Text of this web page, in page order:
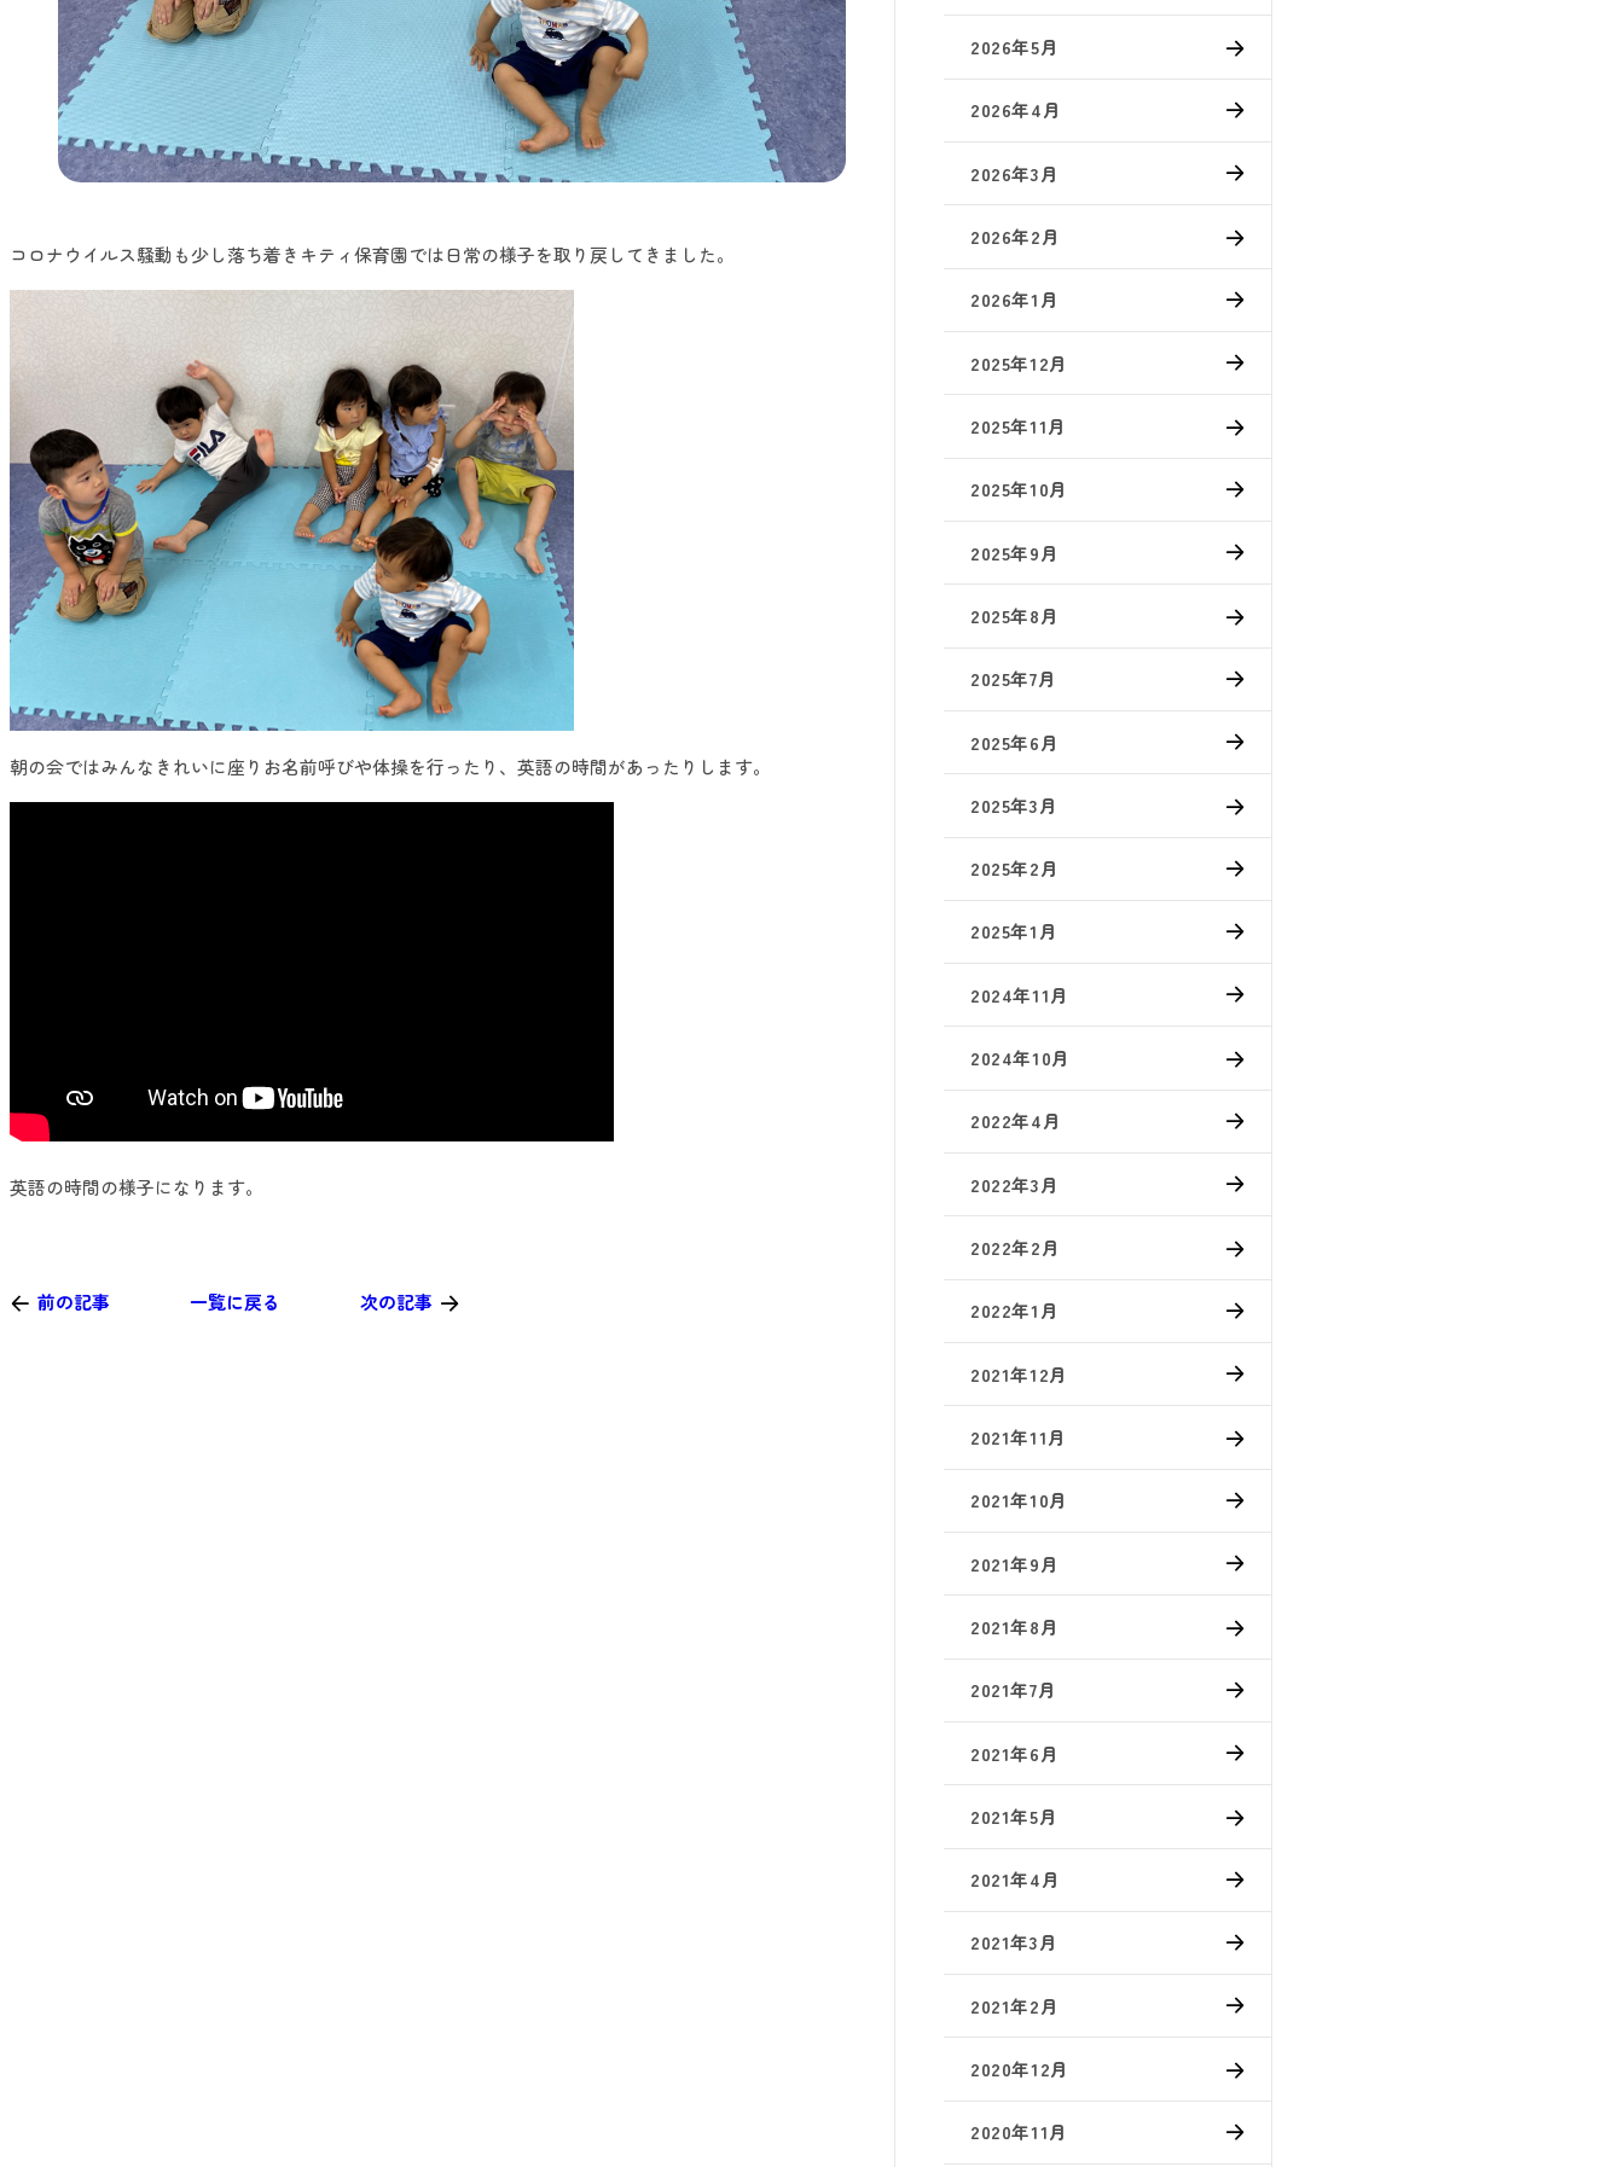
コロナウイルス騒動も少し落ち着きキティ保育園では日常の様子を取り戻してきました。
朝の会ではみんなきれいに座りお名前呼びや体操を行ったり、英語の時間があったりします。
英語の時間の様子になります。
前の記事 一覧に戻る 次の記事
2026年5月
2026年4月
2026年3月
2026年2月
2026年1月
2025年12月
2025年11月
2025年10月
2025年9月
2025年8月
2025年7月
2025年6月
2025年3月
2025年2月
2025年1月
2024年11月
2024年10月
2022年4月
2022年3月
2022年2月
2022年1月
2021年12月
2021年11月
2021年10月
2021年9月
2021年8月
2021年7月
2021年6月
2021年5月
2021年4月
2021年3月
2021年2月
2020年12月
2020年11月